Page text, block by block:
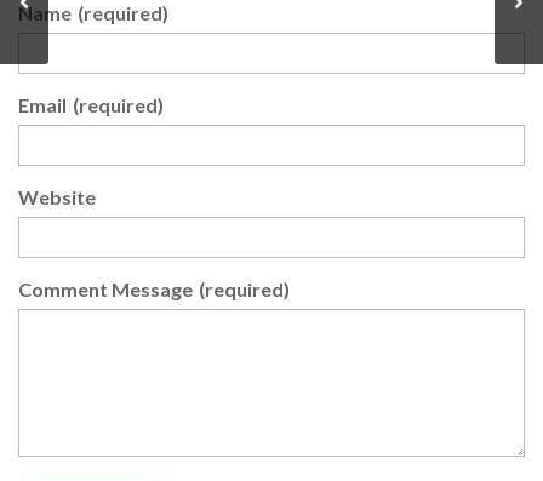
Name (required)
Email (required)
Website
Comment Message (required)